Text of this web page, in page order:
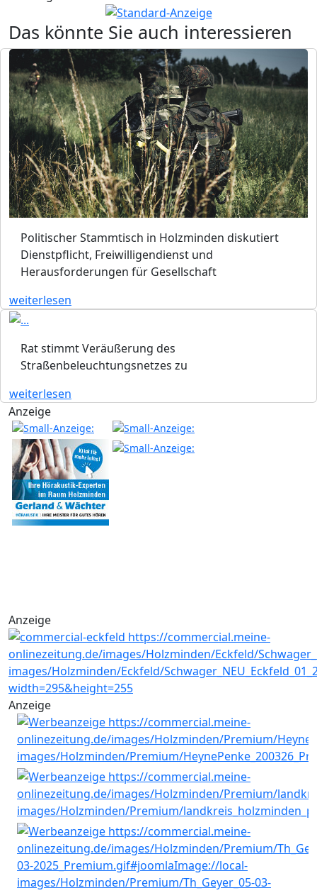
Das könnte Sie auch interessieren
Politischer Stammtisch in Holzminden diskutiert
Dienstpflicht, Freiwilligendienst und
Herausforderungen für Gesellschaft
weiterlesen
Rat stimmt Veräußerung des
Straßenbeleuchtungsnetzes zu
weiterlesen
Anzeige
Anzeige
Anzeige